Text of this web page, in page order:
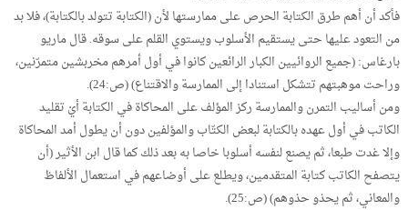
فأكد أن أهم طرق الكتابة الحرص على ممارستها لأن (الكتابة تتولد بالكتابة)، فلا بد
من التعود عليها حتى يستقيم الأسلوب ويستوي القلم على سوقه. قال ماريو
بارغاس: (جميع الروائيين الكبار الرائعين كانوا في أول أمرهم مخربشين متمرّنين،
وراحت موهبتهم تتشكل استنادا إلى الممارسة والاقتناع) (ص:24).
ومن أساليب التمرن والممارسة ركز المؤلف على المحاكاة في الكتابة أيْ تقليد
الكاتب في أول عهده بالكتابة لبعض الكتّاب والمؤلفين دون أن يطول أمد المحاكاة
وإلا غدت طبعا، ثم يصنع لنفسه أسلوبا خاصا به بعد ذلك كما قال ابن الأثير (أن
يتصفح الكاتب كتابة المتقدمين، ويطلع على أوضاعهم في استعمال الألفاظ
والمعاني، ثم يحذو حذوهم) (ص:25).